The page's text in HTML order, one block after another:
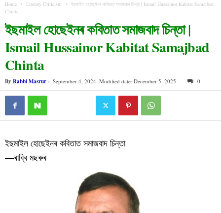
Home Literary Criticism
ইছমাইল হোছেইনৰ কবিতাত সমাজবাদ চিন্তা | Ismail Hussainor Kabitat Samajbad
Chinta
ইছমাইল হোছেইনৰ কবিতাত সমাজবাদ চিন্তা |
Ismail Hussainor Kabitat Samajbad
Chinta
By Rabbi Masrur- September 4, 2024 Modified date: December 5, 2025 0
ইছমাইল হোছেইনৰ কবিতাত সমাজবাদ চিন্তা
—ৰাব্বি মছৰুৰ